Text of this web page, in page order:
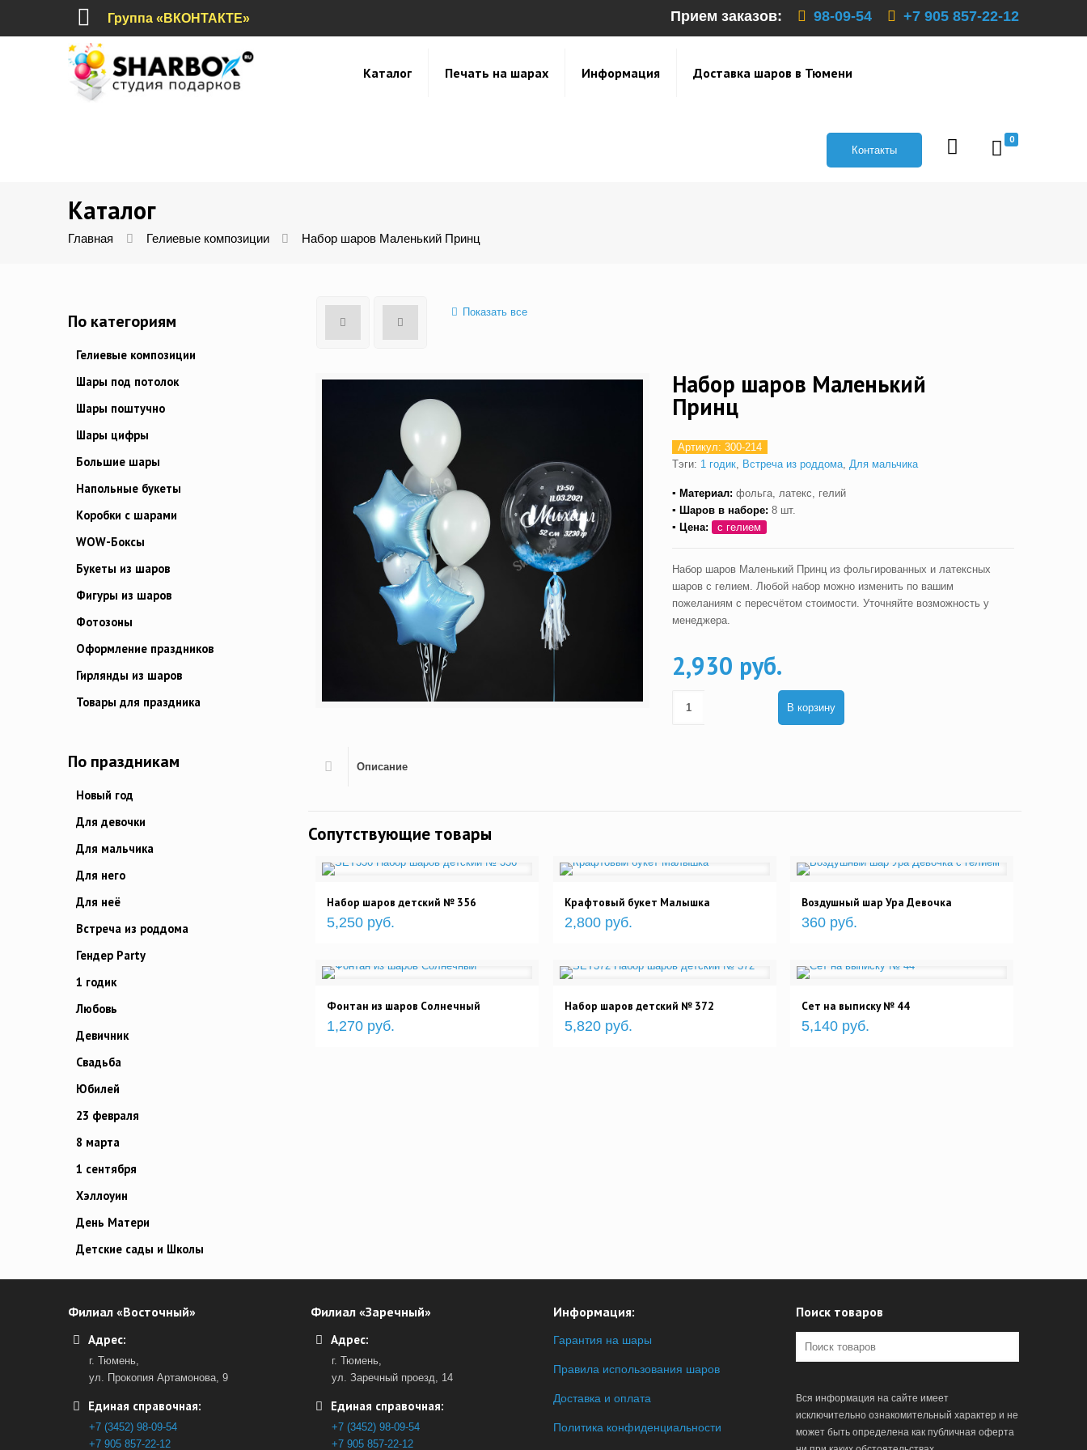
Прием заказов: 98-09-54 +7 905 857-22-12
Группа «ВКОНТАКТЕ»
Каталог Печать на шарах Информация Доставка шаров в Тюмени
0
Контакты
Каталог
Главная Гелиевые композиции Набор шаров Маленький Принц
Показать все
Набор шаров Маленький
Принц
Артикул: 300-214
Тэги: 1 годик, Встреча из роддома, Для мальчика
▪ Материал: фольга, латекс, гелий
▪ Шаров в наборе: 8 шт.
▪ Цена:
с гелием
Набор шаров Маленький Принц из фольгированных и латексных
шаров с гелием. Любой набор можно изменить по вашим
пожеланиям с пересчётом стоимости. Уточняйте возможность у
менеджера.
2,930 руб.
В корзину
Описание
Сопутствующие товары
Набор шаров детский № 356
5,250 руб.
Крафтовый букет Малышка
2,800 руб.
Воздушный шар Ура Девочка
360 руб.
Фонтан из шаров Солнечный
1,270 руб.
Набор шаров детский № 372
5,820 руб.
Сет на выписку № 44
5,140 руб.
По категориям
Гелиевые композиции
Шары под потолок
Шары поштучно
Шары цифры
Большие шары
Напольные букеты
Коробки с шарами
WOW-Боксы
Букеты из шаров
Фигуры из шаров
Фотозоны
Оформление праздников
Гирлянды из шаров
Товары для праздника
По праздникам
Новый год
Для девочки
Для мальчика
Для него
Для неё
Встреча из роддома
Гендер Party
1 годик
Любовь
Девичник
Свадьба
Юбилей
23 февраля
8 марта
1 сентября
Хэллоуин
День Матери
Детские сады и Школы
Филиал «Восточный»
Адрес:
г. Тюмень,
ул. Прокопия Артамонова, 9
Единая справочная:
+7 (3452) 98-09-54
+7 905 857-22-12
Филиал «Заречный»
Адрес:
г. Тюмень,
ул. Заречный проезд, 14
Единая справочная:
+7 (3452) 98-09-54
+7 905 857-22-12
Информация:
Гарантия на шары
Правила использования шаров
Доставка и оплата
Политика конфиденциальности
Поиск товаров
Вся информация на сайте имеет
исключительно ознакомительный характер и не
может быть определена как публичная оферта